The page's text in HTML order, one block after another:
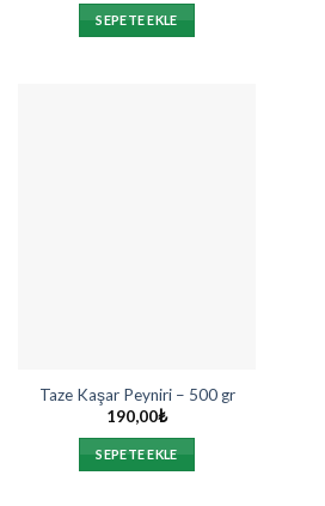
SEPETE EKLE
Taze Kaşar Peyniri – 500 gr
190,00₺
SEPETE EKLE